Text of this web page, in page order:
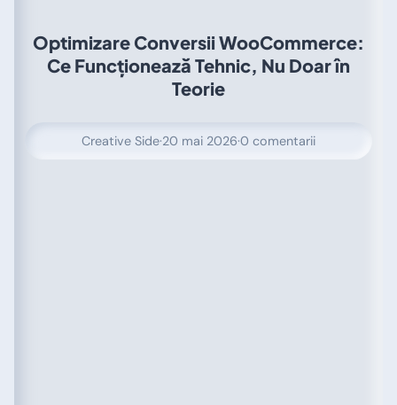
Optimizare Conversii WooCommerce:
Ce Funcționează Tehnic, Nu Doar în
Teorie
Creative Side·20 mai 2026·0 comentarii